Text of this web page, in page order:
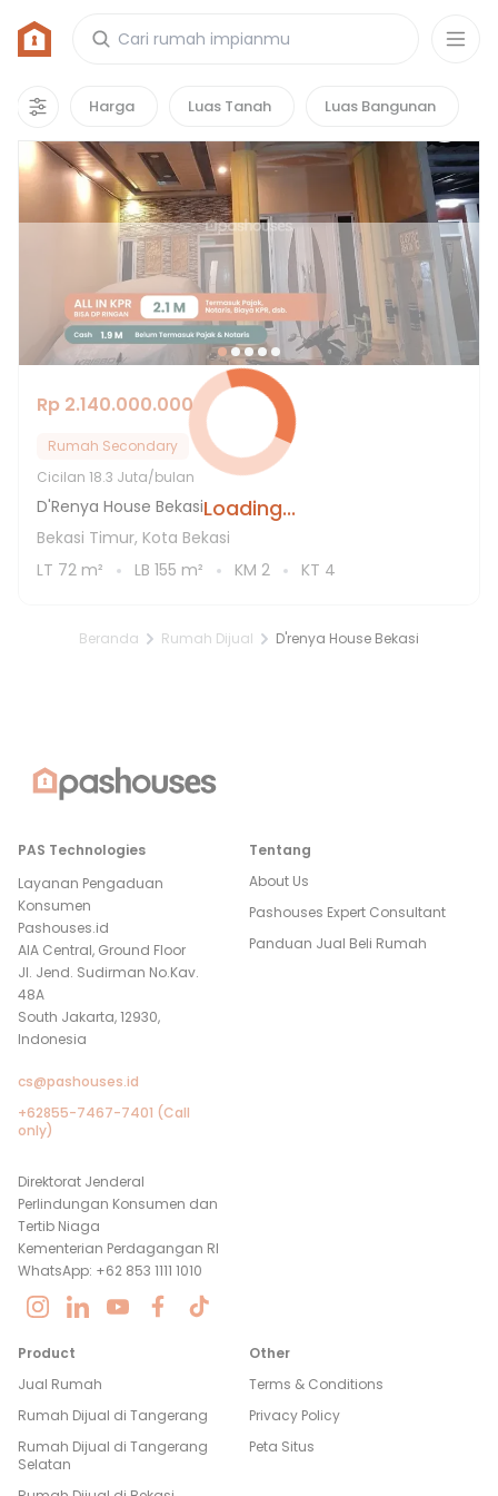
Harga Luas Tanah Luas Bangunan
Loading...
Rumah di D'renya House Bekasi
1properti
Rp 2.140.000.000
Rumah Secondary
Cicilan 18.3 Juta/bulan
D'Renya House Bekasi
Bekasi Timur, Kota Bekasi
LT 72 m² LB 155 m² KM 2 KT 4
Beranda Rumah Dijual D'renya House Bekasi
PAS Technologies
Layanan Pengaduan
Konsumen
Pashouses.id
AIA Central, Ground Floor
Jl. Jend. Sudirman No.Kav.
48A
South Jakarta, 12930,
Indonesia
cs@pashouses.id
+62855-7467-7401 (Call
only)
Direktorat Jenderal
Perlindungan Konsumen dan
Tertib Niaga
Kementerian Perdagangan RI
WhatsApp: +62 853 1111 1010
Tentang
About Us
Pashouses Expert Consultant
Panduan Jual Beli Rumah
Product
Jual Rumah
Rumah Dijual di Tangerang
Rumah Dijual di Tangerang
Selatan
Other
Terms & Conditions
Privacy Policy
Peta Situs